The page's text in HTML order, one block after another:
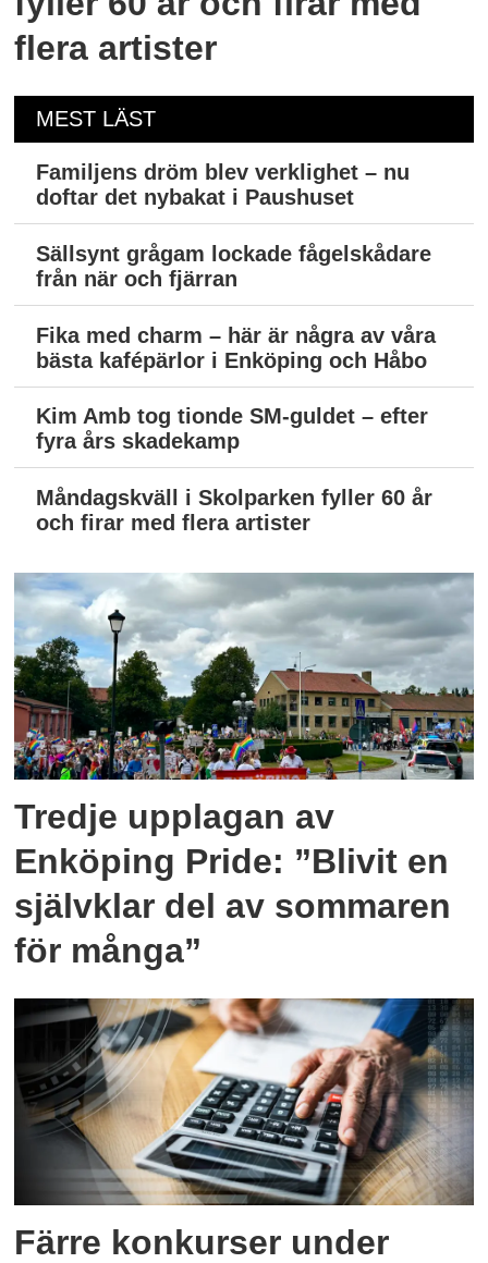
flera artister
MEST LÄST
Familjens dröm blev verklighet – nu
doftar det nybakat i Paushuset
Sällsynt grågam lockade fågelskådare
från när och fjärran
Fika med charm – här är några av våra
bästa kafépärlor i Enköping och Håbo
Kim Amb tog tionde SM-guldet – efter
fyra års skadekamp
Måndagskväll i Skolparken fyller 60 år
och firar med flera artister
Tredje upplagan av
Enköping Pride: ”Blivit en
självklar del av sommaren
för många”
Färre konkurser under